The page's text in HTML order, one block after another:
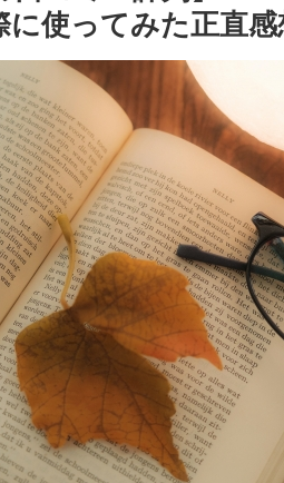
に使ってみた正直感